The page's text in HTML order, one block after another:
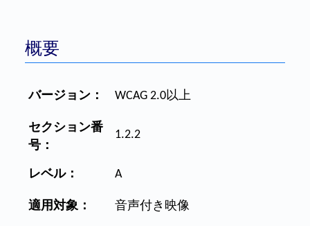
概要
バージョン： WCAG 2.0以上
セクション番
号：
1.2.2
レベル： A
適用対象： 音声付き映像